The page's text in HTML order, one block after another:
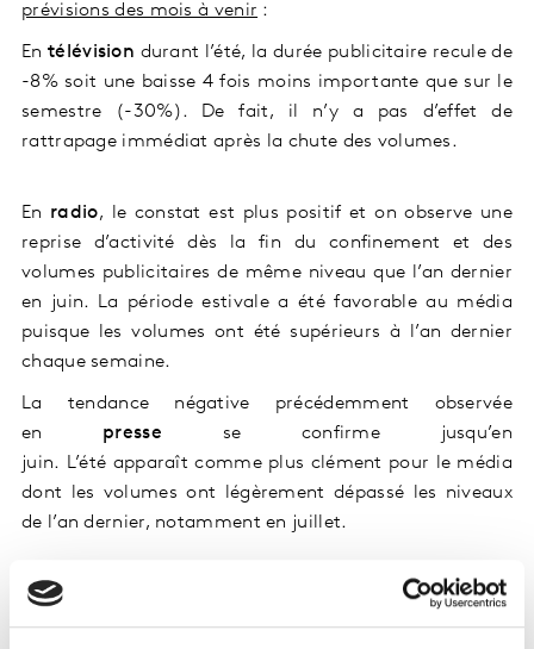
prévisions des mois à venir :
Entélévision durant l’été, la durée publicitaire recule de
-8% soit une baisse 4 fois moins importante que sur le
semestre (-30%). De fait, il n’y a pas d’effet de
rattrapage immédiat après la chute des volumes.
En radio, le constat est plus positif et on observe une
reprise d’activité dès la fin du confinement et des
volumes publicitaires de même niveau que l’an dernier
en juin. La période estivale a été favorable au média
puisque les volumes ont été supérieurs à l’an dernier
chaque semaine.
La tendance négative précédemment observée
en presse se confirme jusqu’en
juin. L’été apparaît comme plus clément pour le média
dont les volumes ont légèrement dépassé les niveaux
de l’an dernier, notamment en juillet.
Enpublicité extérieure
, après la chute immédiate de
ses volumes, l’activité reprend plus difficilement même